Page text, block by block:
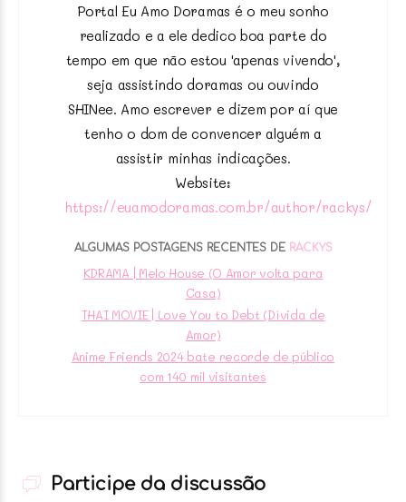
Portal Eu Amo Doramas é o meu sonho
realizado e a ele dedico boa parte do
tempo em que não estou 'apenas vivendo',
seja assistindo doramas ou ouvindo
SHINee. Amo escrever e dizem por aí que
tenho o dom de convencer alguém a
assistir minhas indicações.
Website:
https://euamodoramas.com.br/author/rackys/
ALGUMAS POSTAGENS RECENTES DE RACKYS
KDRAMA | Melo House (O Amor volta para
Casa)
THAI MOVIE | Love You to Debt (Dívida de
Amor)
Anime Friends 2024 bate recorde de público
com 140 mil visitantes
Participe da discussão